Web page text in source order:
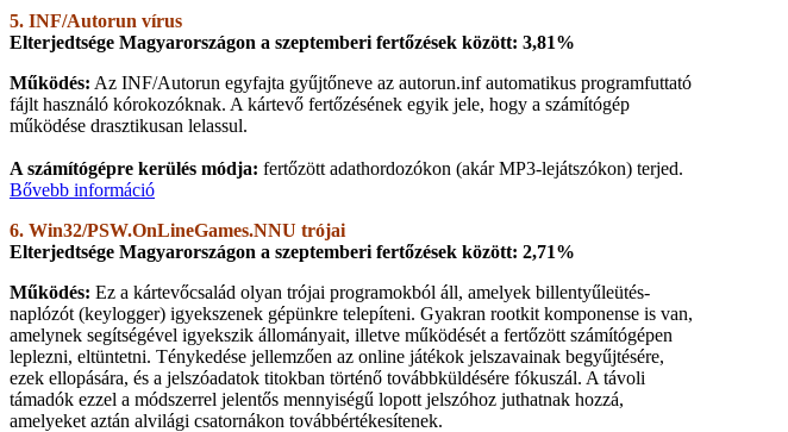
5. INF/Autorun vírus
Elterjedtsége Magyarországon a szeptemberi fertőzések között: 3,81%
Működés: Az INF/Autorun egyfajta gyűjtőneve az autorun.inf automatikus programfuttató
fájlt használó kórokozóknak. A kártevő fertőzésének egyik jele, hogy a számítógép
működése drasztikusan lelassul.
A számítógépre kerülés módja: fertőzött adathordozókon (akár MP3-lejátszókon) terjed.
Bővebb információ
6. Win32/PSW.OnLineGames.NNU trójai
Elterjedtsége Magyarországon a szeptemberi fertőzések között: 2,71%
Működés: Ez a kártevőcsalád olyan trójai programokból áll, amelyek billentyűleütés-
naplózót (keylogger) igyekszenek gépünkre telepíteni. Gyakran rootkit komponense is van,
amelynek segítségével igyekszik állományait, illetve működését a fertőzött számítógépen
leplezni, eltüntetni. Ténykedése jellemzően az online játékok jelszavainak begyűjtésére,
ezek ellopására, és a jelszóadatok titokban történő továbbküldésére fókuszál. A távoli
támadók ezzel a módszerrel jelentős mennyiségű lopott jelszóhoz juthatnak hozzá,
amelyeket aztán alvilági csatornákon továbbértékesítenek.